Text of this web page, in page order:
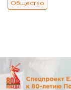
Общество